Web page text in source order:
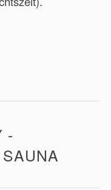
-